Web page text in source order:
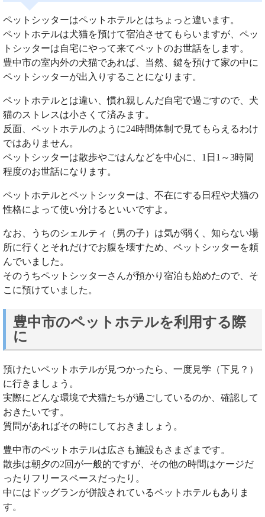
ペットシッターはペットホテルとはちょっと違います。
ペットホテルは犬猫を預けて宿泊させてもらいますが、ペッ
トシッターは自宅にやって来てペットのお世話をします。
豊中市の室内外の犬猫であれば、当然、鍵を預けて家の中に
ペットシッターが出入りすることになります。
ペットホテルとは違い、慣れ親しんだ自宅で過ごすので、犬
猫のストレスは小さくて済みます。
反面、ペットホテルのように24時間体制で見てもらえるわけ
ではありません。
ペットシッターは散歩やごはんなどを中心に、1日1～3時間
程度のお世話になります。
ペットホテルとペットシッターは、不在にする日程や犬猫の
性格によって使い分けるといいですよ。
なお、うちのシェルティ（男の子）は気が弱く、知らない場
所に行くとそれだけでお腹を壊すため、ペットシッターを頼
んでいました。
そのうちペットシッターさんが預かり宿泊も始めたので、そ
こに預けていました。
豊中市のペットホテルを利用する際
に
預けたいペットホテルが見つかったら、一度見学（下見？）
に行きましょう。
実際にどんな環境で犬猫たちが過ごしているのか、確認して
おきたいです。
質問があればその時にしておきましょう。
豊中市のペットホテルは広さも施設もさまざまです。
散歩は朝夕の2回が一般的ですが、その他の時間はケージだ
ったりフリースペースだったり。
中にはドッグランが併設されているペットホテルもありま
す。